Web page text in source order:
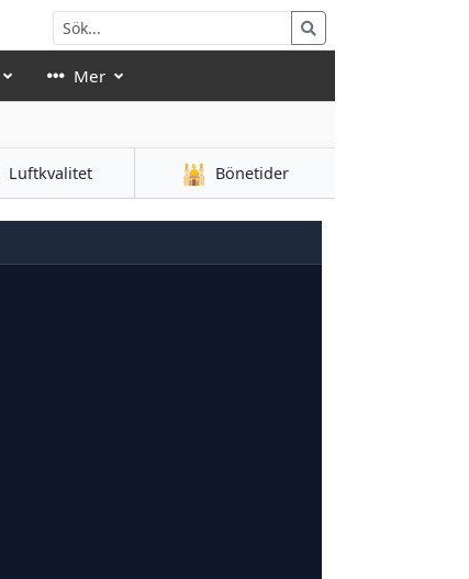
Mer
Luftkvalitet 🕌 Bönetider